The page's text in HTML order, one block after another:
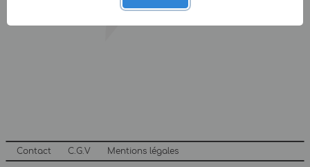
Contact C.G.V Mentions légales